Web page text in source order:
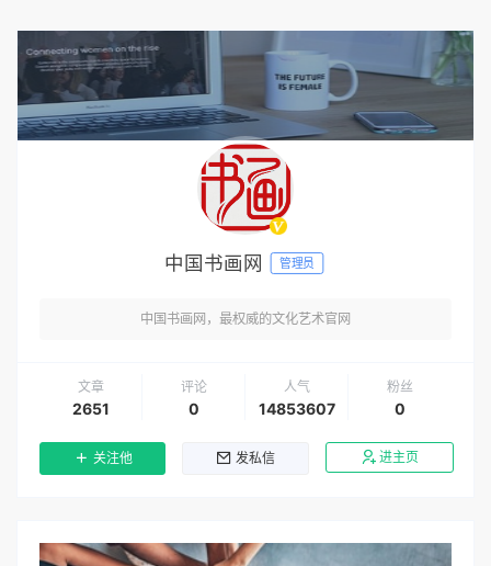
中国书画网 管理员
中国书画网，最权威的文化艺术官网
文章
2651
评论
0
人气
14853607
粉丝
0
关注他 发私信 进主页